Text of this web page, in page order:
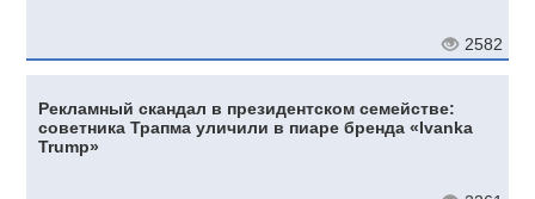
2582
Рекламный скандал в президентском семействе:
советника Трапма уличили в пиаре бренда «Ivanka
Trump»